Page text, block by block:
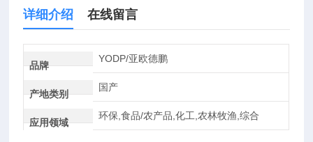
详细介绍 在线留言
品牌
YODP/亚欧德鹏
产地类别
国产
应用领域
环保,食品/农产品,化工,农林牧渔,综合